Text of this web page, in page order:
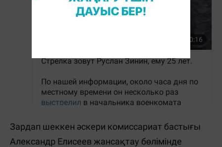
Зардап шеккен әскери комиссариат бастығы
Александр Елисеев жансақтау бөлімінде